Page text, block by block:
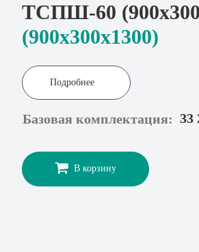
ТСПШ-60
(900x300х1300)
Подробнее
Базовая комплектация: 33
В корзину